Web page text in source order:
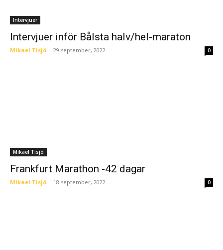
Intervjuer
Intervjuer inför Bålsta halv/hel-maraton
Mikael Tisjö - 29 september, 2022 0
Mikael Tisjö
Frankfurt Marathon -42 dagar
Mikael Tisjö - 18 september, 2022 0